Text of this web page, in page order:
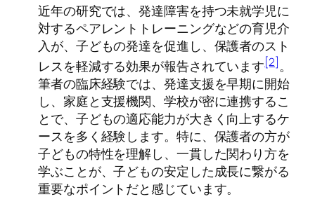
近年の研究では、発達障害を持つ未就学児に
対するペアレントトレーニングなどの育児介
入が、子どもの発達を促進し、保護者のスト
レスを軽減する効果が報告されています[2]。
筆者の臨床経験では、発達支援を早期に開始
し、家庭と支援機関、学校が密に連携するこ
とで、子どもの適応能力が大きく向上するケ
ースを多く経験します。特に、保護者の方が
子どもの特性を理解し、一貫した関わり方を
学ぶことが、子どもの安定した成長に繋がる
重要なポイントだと感じています。